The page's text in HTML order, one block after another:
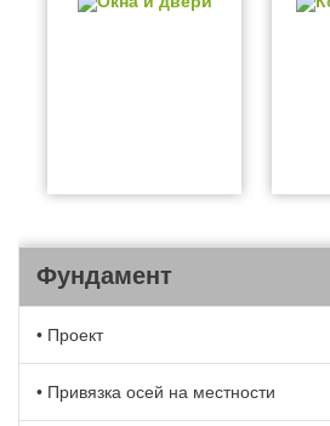
Фундамент
• Проект
• Привязка осей на местности